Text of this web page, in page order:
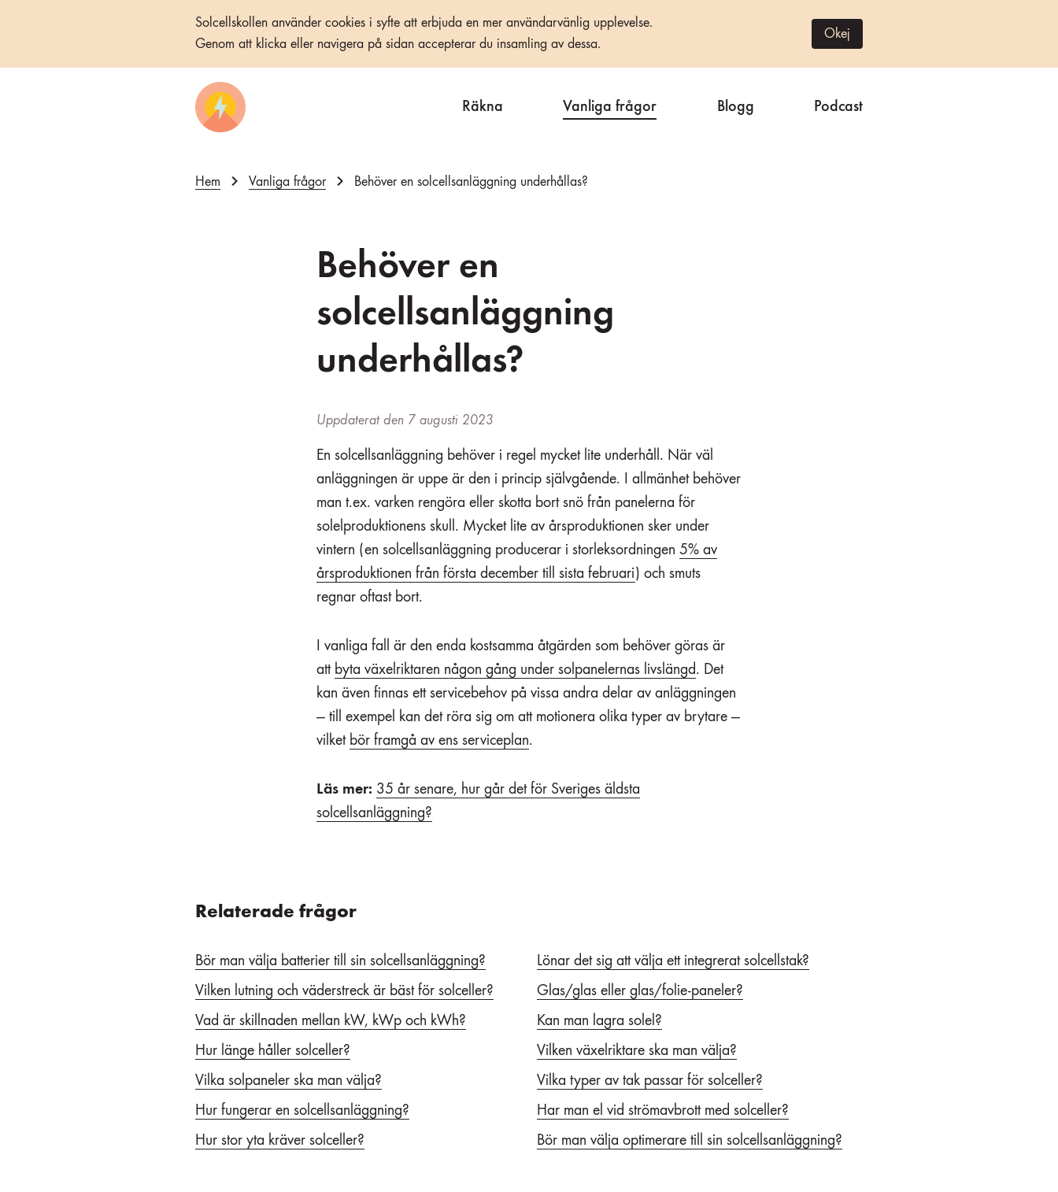
Solcellskollen använder cookies i syfte att erbjuda en mer användarvänlig upplevelse.
Genom att klicka eller navigera på sidan accepterar du insamling av dessa.
Okej
Räkna Vanliga frågor Blogg Podcast
Hem Vanliga frågor Behöver en solcellsanläggning underhållas?
Behöver en
solcellsanläggning
underhållas?
Uppdaterat den 7 augusti 2023
En solcellsanläggning behöver i regel mycket lite underhåll. När väl
anläggningen är uppe är den i princip självgående. I allmänhet behöver
man t.ex. varken rengöra eller skotta bort snö från panelerna för
solelproduktionens skull. Mycket lite av årsproduktionen sker under
vintern (en solcellsanläggning producerar i storleksordningen 5% av
årsproduktionen från första december till sista februari ) och smuts
regnar oftast bort.
I vanliga fall är den enda kostsamma åtgärden som behöver göras är
att byta växelriktaren någon gång under solpanelernas livslängd. Det
kan även finnas ett servicebehov på vissa andra delar av anläggningen
— till exempel kan det röra sig om att motionera olika typer av brytare —
vilket bör framgå av ens serviceplan.
Läs mer: 35 år senare, hur går det för Sveriges äldsta
solcellsanläggning?
Relaterade frågor
Bör man välja batterier till sin solcellsanläggning?
Vilken lutning och väderstreck är bäst för solceller?
Vad är skillnaden mellan kW, kWp och kWh?
Hur länge håller solceller?
Vilka solpaneler ska man välja?
Hur fungerar en solcellsanläggning?
Hur stor yta kräver solceller?
Lönar det sig att välja ett integrerat solcellstak?
Glas/glas eller glas/folie-paneler?
Kan man lagra solel?
Vilken växelriktare ska man välja?
Vilka typer av tak passar för solceller?
Har man el vid strömavbrott med solceller?
Bör man välja optimerare till sin solcellsanläggning?